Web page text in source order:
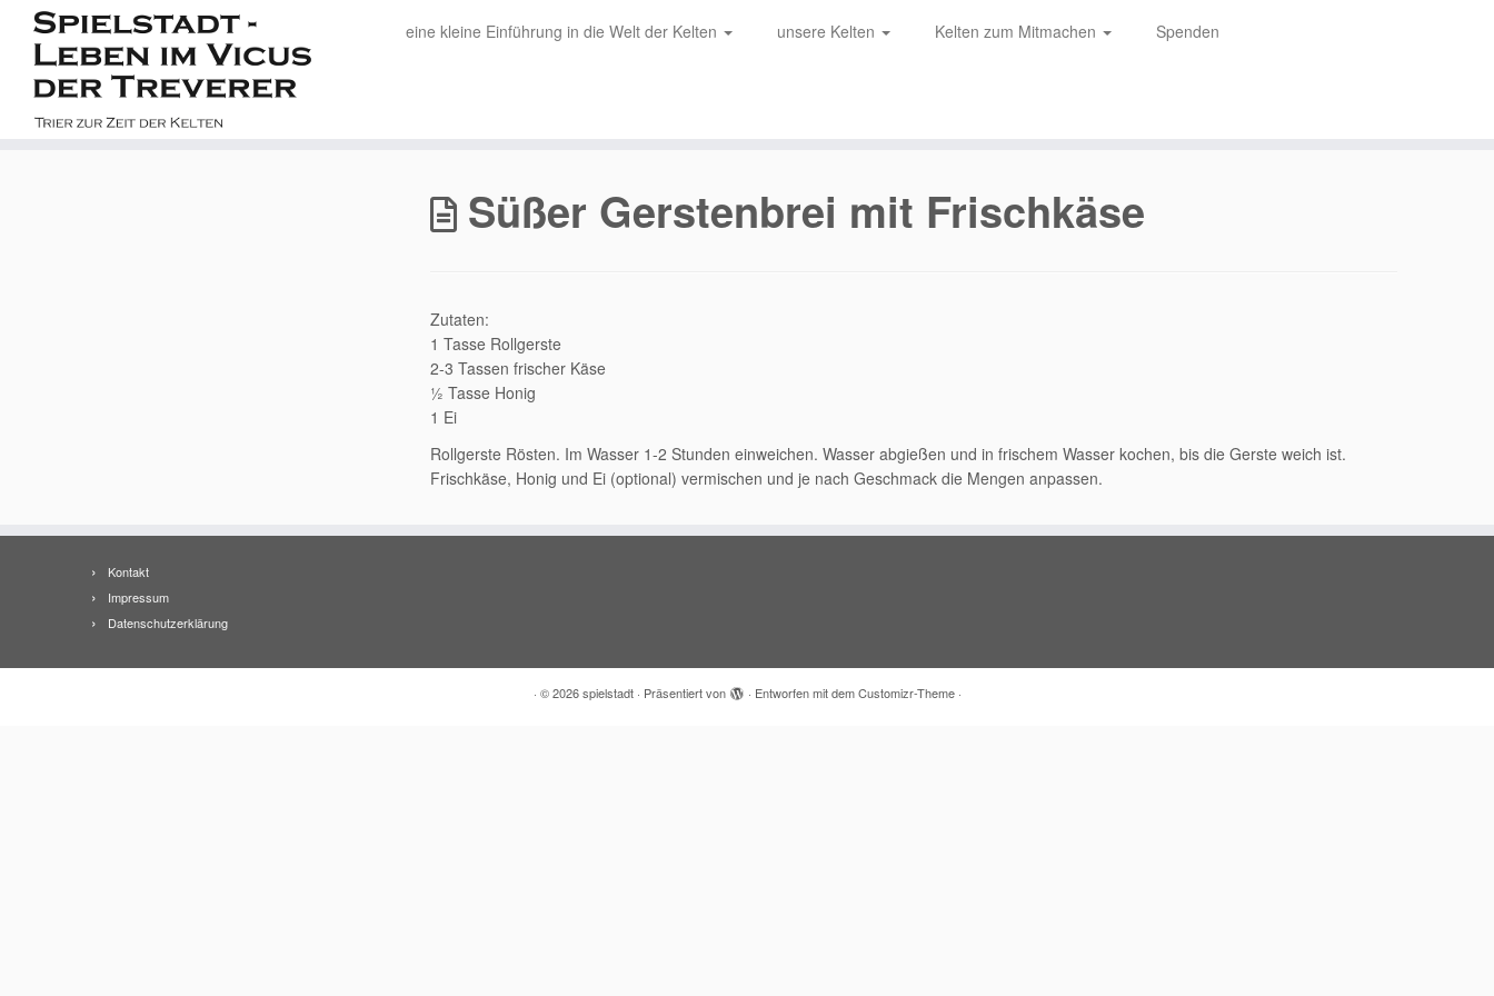
eine kleine Einführung in die Welt der Kelten unsere Kelten Kelten zum Mitmachen Spenden
Süßer Gerstenbrei mit Frischkäse
Zutaten:
1 Tasse Rollgerste
2-3 Tassen frischer Käse
½ Tasse Honig
1 Ei
Rollgerste Rösten. Im Wasser 1-2 Stunden einweichen. Wasser abgießen und in frischem Wasser kochen, bis die Gerste weich ist.
Frischkäse, Honig und Ei (optional) vermischen und je nach Geschmack die Mengen anpassen.
Kontakt
Impressum
Datenschutzerklärung
· © 2026 spielstadt· Präsentiert von · Entworfen mit demCustomizr-Theme·